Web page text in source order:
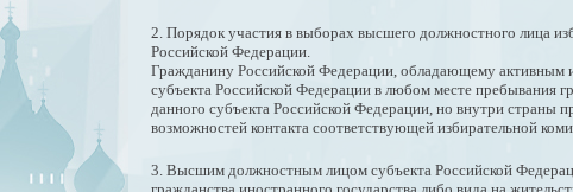
2. Порядок участия в выборах высшего должностного лица
Российской Федерации.
Гражданину Российской Федерации, обладающему активным
субъекта Российской Федерации в любом месте пребывания
данного субъекта Российской Федерации, но внутри страны
возможностей контакта соответствующей избирательной
3. Высшим должностным лицом субъекта Российской